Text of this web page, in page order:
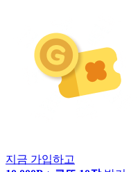
지금 가입하고